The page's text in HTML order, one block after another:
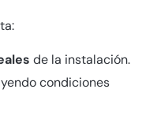
de la instalación.
condiciones